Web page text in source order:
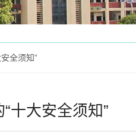
全须知”
十大安全须知”